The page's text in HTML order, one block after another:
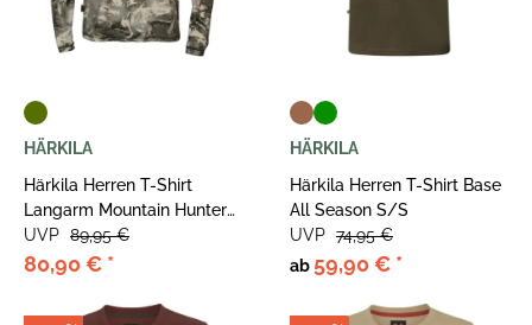
HÄRKILA
Härkila Herren T-Shirt
Langarm Mountain Hunter
Expedition AXIS
MSPÂ®Mountain
80,90 € *
UVP 89,95 €
HÄRKILA
Härkila Herren T-Shirt Base
All Season S/S
ab 59,90 € *
UVP 74,95 €